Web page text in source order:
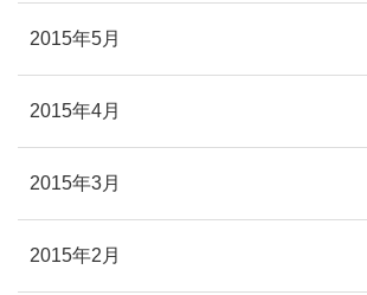
2015年5月
2015年4月
2015年3月
2015年2月